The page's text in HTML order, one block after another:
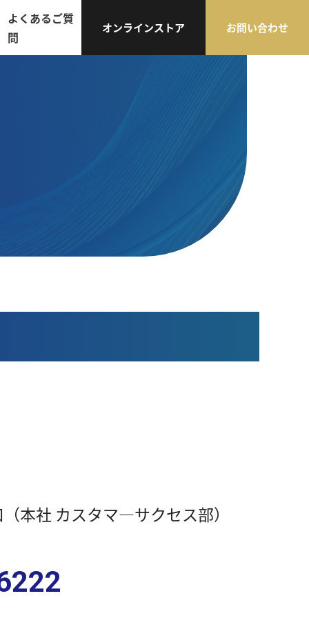
よくあるご質
問
オンラインストア お問い合わせ
本社 カスタマ―サクセス部）